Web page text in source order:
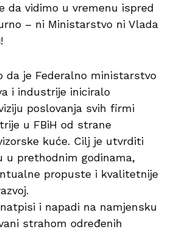
da vidimo u vremenu ispred
– ni Ministarstvo ni Vlada
da je Federalno ministarstvo
i industrije iniciralo
poslovanja svih firmi
u FBiH od strane
kuće. Cilj je utvrditi
u prethodnim godinama,
propuste i kvalitetnije
i napadi na namjensku
strahom određenih